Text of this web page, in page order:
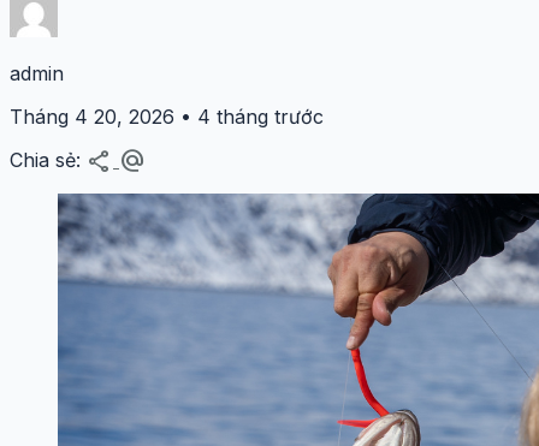
admin
Tháng 4 20, 2026 • 4 tháng trước
Chia sẻ: share alternate_email